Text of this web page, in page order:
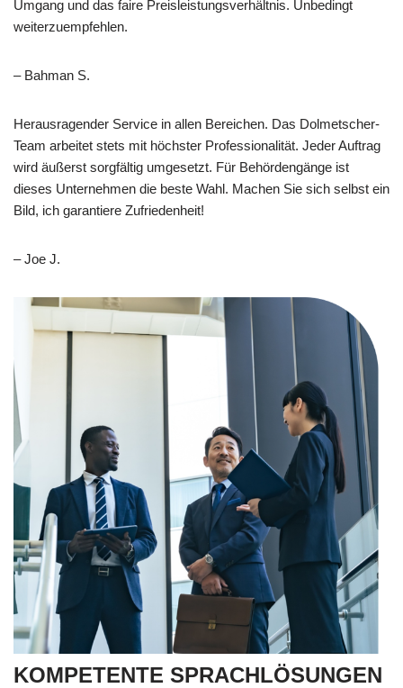
Umgang und das faire Preisleistungsverhältnis. Unbedingt
weiterzuempfehlen.
– Bahman S.
Herausragender Service in allen Bereichen. Das Dolmetscher-
Team arbeitet stets mit höchster Professionalität. Jeder Auftrag
wird äußerst sorgfältig umgesetzt. Für Behördengänge ist
dieses Unternehmen die beste Wahl. Machen Sie sich selbst ein
Bild, ich garantiere Zufriedenheit!
– Joe J.
KOMPETENTE SPRACHLÖSUNGEN